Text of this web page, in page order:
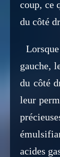
coup, ce
du côté
gauche,
du côté
leur
acides